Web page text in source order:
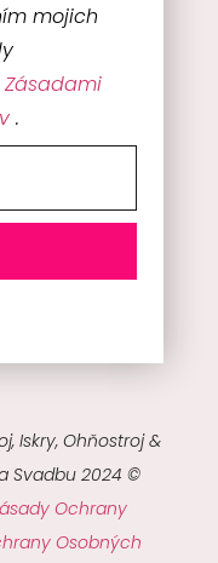
mojich
Zásadami
.
Iskry, Ohňostroj &
Svadbu 2024 ©
Ochrany
Osobných